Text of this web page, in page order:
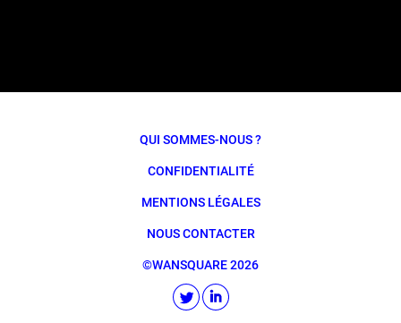
QUI SOMMES-NOUS ?
CONFIDENTIALITÉ
MENTIONS LÉGALES
NOUS CONTACTER
©WANSQUARE 2026